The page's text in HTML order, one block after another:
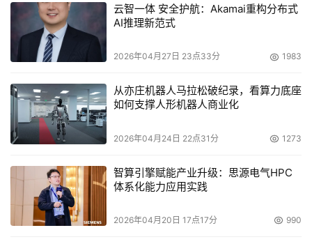
云智一体 安全护航：Akamai重构分布式
AI推理新范式
2026年04月27日 23点33分 1983
从亦庄机器人马拉松破纪录，看算力底座
如何支撑人形机器人商业化
2026年04月24日 22点31分 1273
智算引擎赋能产业升级：思源电气HPC
体系化能力应用实践
2026年04月20日 17点17分 990